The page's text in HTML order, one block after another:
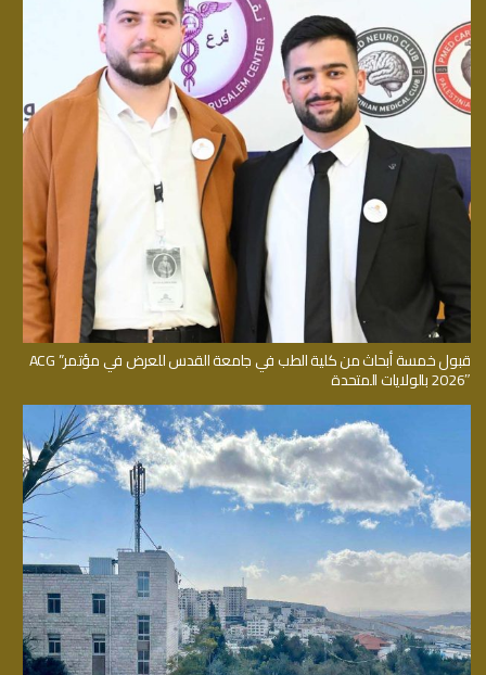
قبول خمسة أبحاث من كلية الطب في جامعة القدس للعرض في مؤتمر” ACG
2026″ بالولايات المتحدة